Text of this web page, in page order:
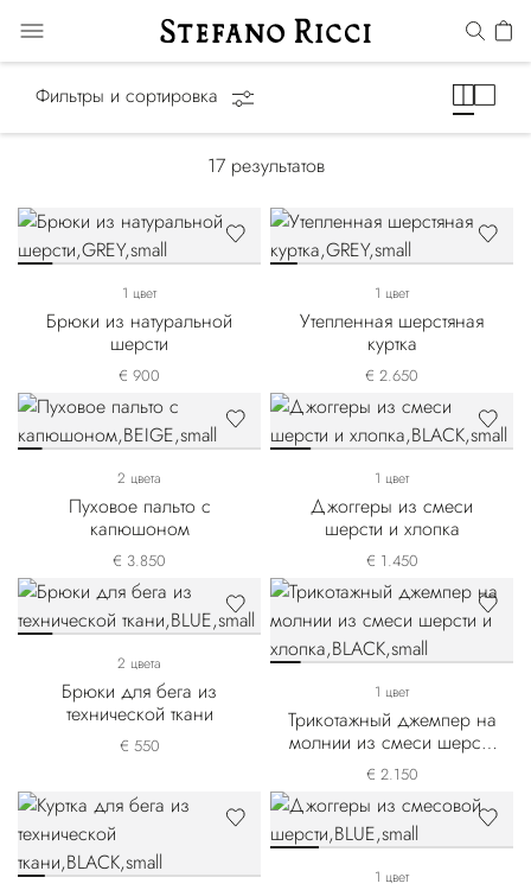
Фильтры и сортировка
17 результатов
1 цвет
Брюки из натуральной
шерсти
€ 900
1 цвет
Утепленная шерстяная
куртка
€ 2.650
2 цвета
Пуховое пальто с
капюшоном
€ 3.850
1 цвет
Джоггеры из смеси
шерсти и хлопка
€ 1.450
2 цвета
Брюки для бега из
технической ткани
€ 550
1 цвет
Трикотажный джемпер на
молнии из смеси шерсти
и хлопка
€ 2.150
1 цвет